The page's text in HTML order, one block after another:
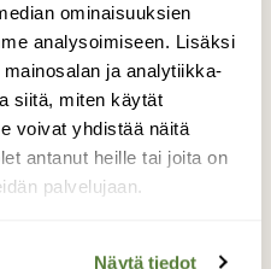
ominaisuuksien
analysoimiseen. Lisäksi
ja analytiikka-
siitä, miten käytät
voivat yhdistää näitä
antanut heille tai joita on
palvelujaan.
Näytä tiedot
Keminmaa /